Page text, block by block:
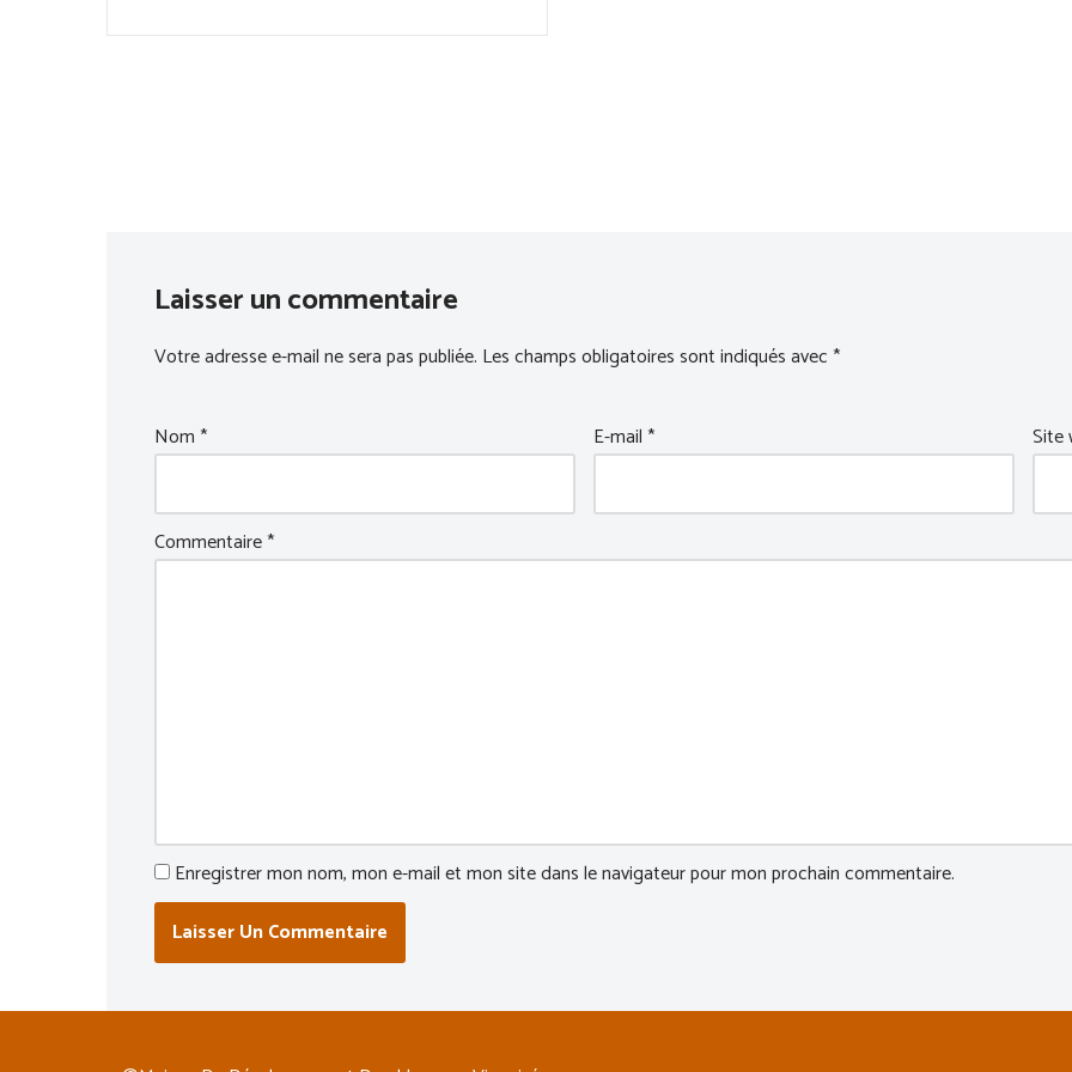
Laisser un commentaire
Votre adresse e-mail ne sera pas publiée. Les champs obligatoires sont indiqués avec*
Nom* E-mail* Site
Commentaire*
Enregistrer mon nom, mon e-mail et mon site dans le navigateur pour mon prochain commentaire.